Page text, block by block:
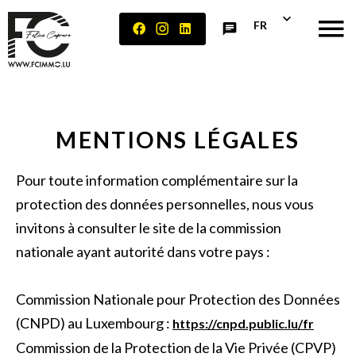
FR
MENTIONS LÉGALES
Pour toute information complémentaire sur la
protection des données personnelles, nous vous
invitons à consulter le site de la commission
nationale ayant autorité dans votre pays :
Commission Nationale pour Protection des Données
(CNPD) au Luxembourg : https://cnpd.public.lu/fr
Commission de la Protection de la Vie Privée (CPVP)